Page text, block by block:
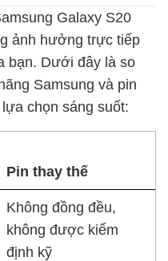
Galaxy S20
ảnh hưởng trực tiếp
bạn. Dưới đây là so
Samsung và pin
chọn sáng suốt:
Pin thay thế
Không đồng đều,
không được kiểm
định kỹ